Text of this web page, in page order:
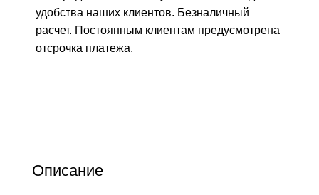
удобства наших клиентов. Безналичный
расчет. Постоянным клиентам предусмотрена
отсрочка платежа.
Описание